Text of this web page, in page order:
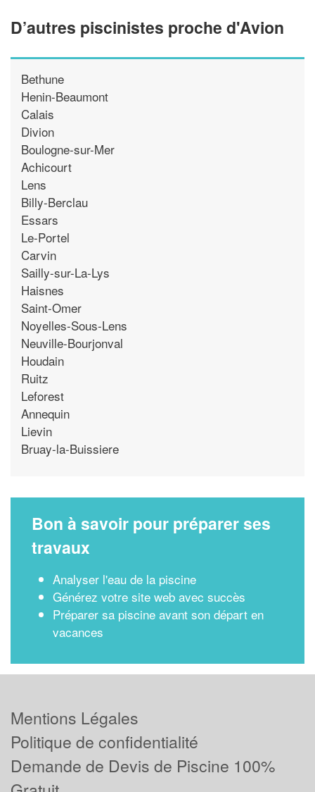
D’autres piscinistes proche d'Avion
Bethune
Henin-Beaumont
Calais
Divion
Boulogne-sur-Mer
Achicourt
Lens
Billy-Berclau
Essars
Le-Portel
Carvin
Sailly-sur-La-Lys
Haisnes
Saint-Omer
Noyelles-Sous-Lens
Neuville-Bourjonval
Houdain
Ruitz
Leforest
Annequin
Lievin
Bruay-la-Buissiere
Bon à savoir pour préparer ses
travaux
Analyser l'eau de la piscine
Générez votre site web avec succès
Préparer sa piscine avant son départ en
vacances
Mentions Légales
Politique de confidentialité
Demande de Devis de Piscine 100%